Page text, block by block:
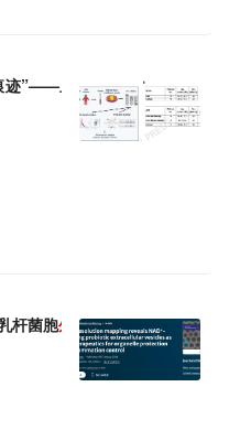
迹”——血清与脂肪组织为食管
杆菌胞外 囊泡靠NAD+守护细胞